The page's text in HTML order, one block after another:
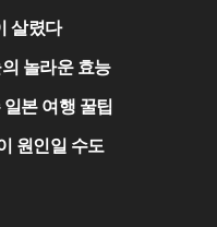
살렸다
놀라운 효능
본 여행 꿀팁
원인일 수도